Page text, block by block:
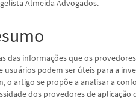
Almeida Advogados.
das informações que os
usuários podem ser úteis para a
o artigo se propõe a analisar a
dos provedores de